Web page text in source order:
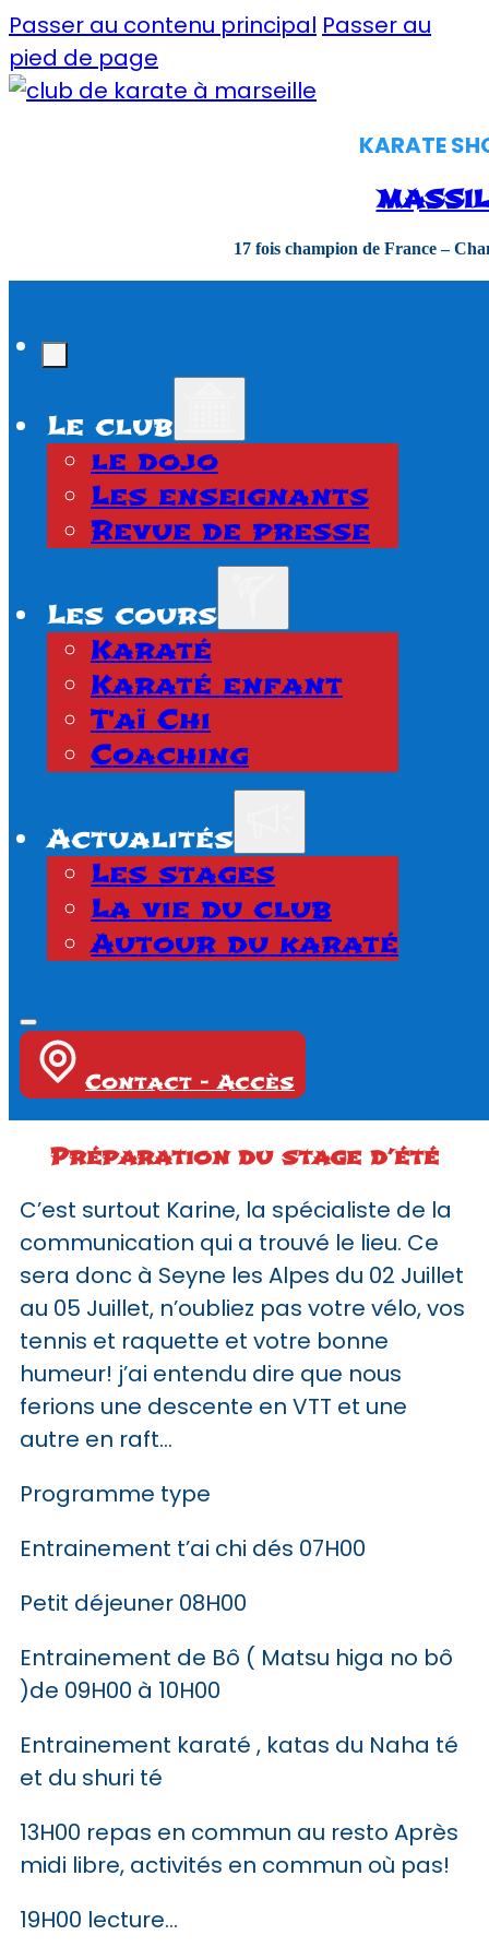
Passer au contenu principal Passer au
pied de page
KARATE
17 fois champion de France –
Le club
le dojo
Les enseignants
Revue de presse
Les cours
Karaté
Karaté enfant
T'aï Chi
Coaching
Actualités
Les stages
La vie du club
Autour du karaté
Contact - Accès
Préparation du stage d’été
C’est surtout Karine, la spécialiste de la
communication qui a trouvé le lieu. Ce
sera donc à Seyne les Alpes du 02 Juillet
au 05 Juillet, n’oubliez pas votre vélo, vos
tennis et raquette et votre bonne
humeur! j’ai entendu dire que nous
ferions une descente en VTT et une
autre en raft…
Programme type
Entrainement t’ai chi dés 07H00
Petit déjeuner 08H00
Entrainement de Bô ( Matsu higa no bô
)de 09H00 à 10H00
Entrainement karaté , katas du Naha té
et du shuri té
13H00 repas en commun au resto Après
midi libre, activités en commun où pas!
19H00 lecture…